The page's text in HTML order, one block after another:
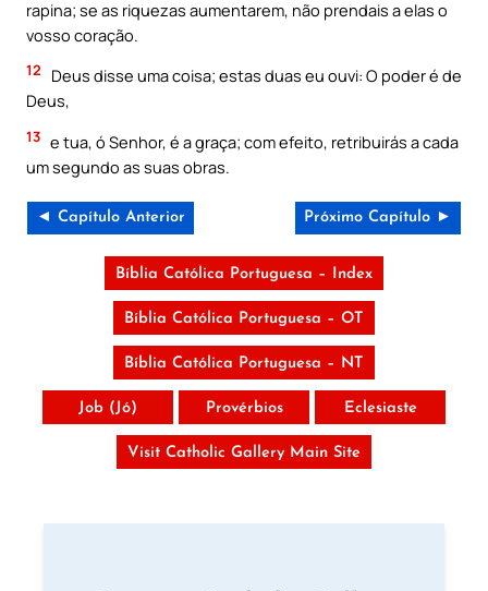
rapina; se as riquezas aumentarem, não prendais a elas o
vosso coração.
12
Deus disse uma coisa; estas duas eu ouvi: O poder é de
Deus,
13 e tua, ó Senhor, é a graça; com efeito, retribuirás a cada
um segundo as suas obras.
◄ Capítulo Anterior Próximo Capítulo ►
Bíblia Católica Portuguesa – Index
Bíblia Católica Portuguesa – OT
Bíblia Católica Portuguesa – NT
Job (Jó) Provérbios Eclesiaste
Visit Catholic Gallery Main Site